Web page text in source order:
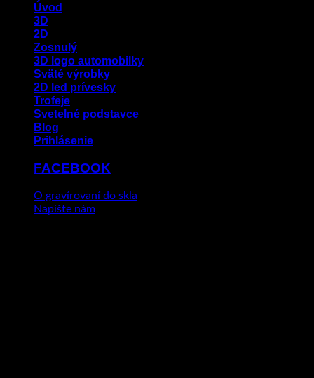
Úvod
3D
2D
Zosnulý
3D logo automobilky
Sväté výrobky
2D led prívesky
Trofeje
Svetelné podstavce
Blog
Prihlásenie
FACEBOOK
O gravírovaní do skla
Napíšte nám